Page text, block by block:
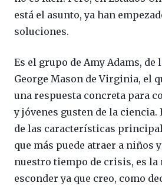
está el asunto, ya han
soluciones.
Es el grupo de Amy Adams, de
George Mason de Virginia, el
una respuesta concreta para
y jóvenes gusten de la ciencia.
de las características
que más puede atraer a niños
nuestro tiempo de crisis, es la
esconder ya que creo, como